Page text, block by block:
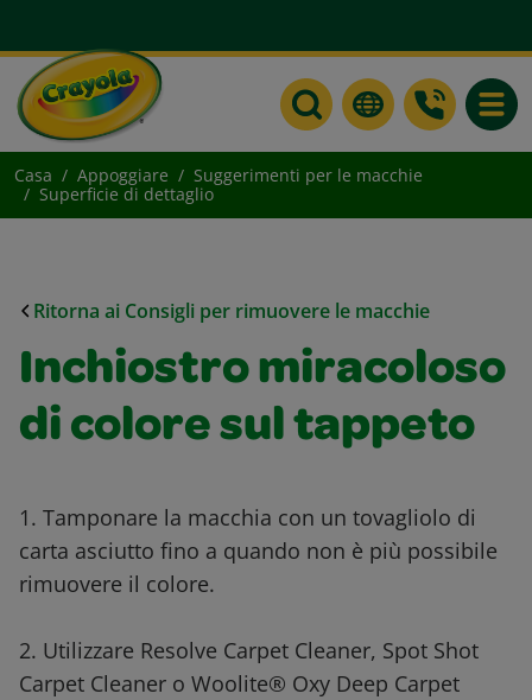
Casa Appoggiare
Suggerimenti per le macchie
Superficie di dettaglio
Ritorna ai Consigli per rimuovere le macchie
Inchiostro miracoloso
di colore sul tappeto
1. Tamponare la macchia con un tovagliolo di
carta asciutto fino a quando non è più possibile
rimuovere il colore.
2. Utilizzare Resolve Carpet Cleaner, Spot Shot
Carpet Cleaner o Woolite® Oxy Deep Carpet